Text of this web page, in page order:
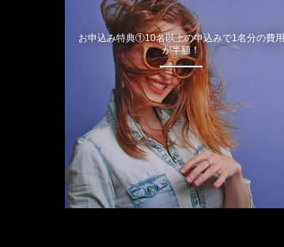
お申込み特典①10名以上の申込みで1名分の費用
が半額！